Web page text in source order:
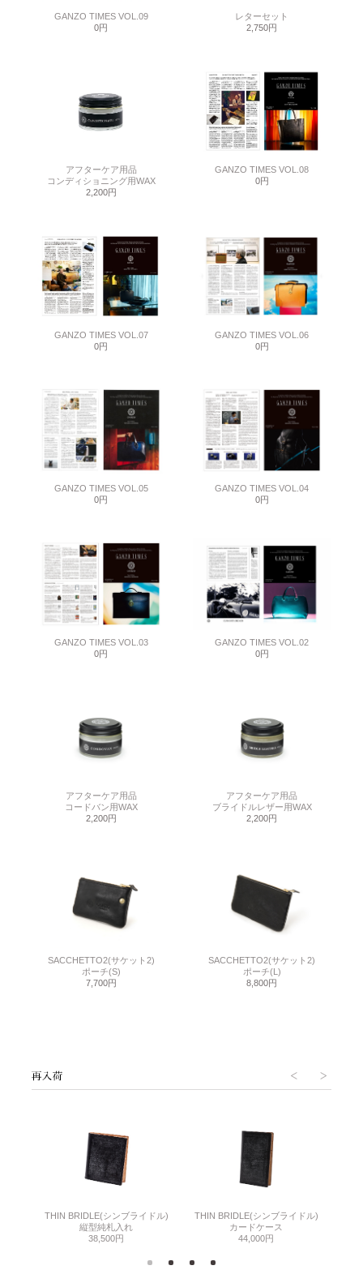
GANZO TIMES VOL.09
0円
レターセット
2,750円
アフターケア用品
コンディショニング用WAX
2,200円
GANZO TIMES VOL.08
0円
GANZO TIMES VOL.07
0円
GANZO TIMES VOL.06
0円
GANZO TIMES VOL.05
0円
GANZO TIMES VOL.04
0円
GANZO TIMES VOL.03
0円
GANZO TIMES VOL.02
0円
アフターケア用品
コードバン用WAX
2,200円
アフターケア用品
ブライドルレザー用WAX
2,200円
SACCHETTO2(サケット2)
ポーチ(S)
7,700円
SACCHETTO2(サケット2)
ポーチ(L)
8,800円
THIN BRIDLE(シンブライドル)
縦型純札入れ
38,500円
THIN BRIDLE(シンブライドル)
カードケース
44,000円